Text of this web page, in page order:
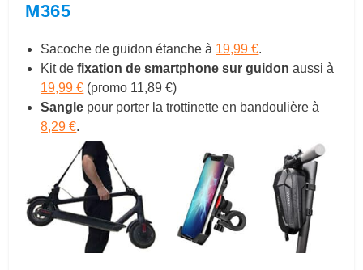
M365
Sacoche de guidon étanche à 19,99 €.
Kit de fixation de smartphone sur guidon aussi à
19,99 € (promo 11,89 €)
Sangle pour porter la trottinette en bandoulière à
8,29 €.